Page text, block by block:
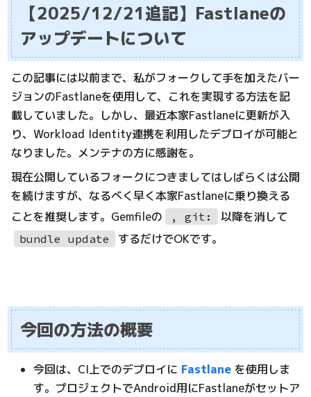
【2025/12/21追記】Fastlaneの
アップデートについて
この記事には以前まで、私がフォークして手を加えたバー
ジョンのFastlaneを使用して、これを実現する方法を記
載していました。しかし、最近本家Fastlaneに更新が入
り、Workload Identity連携を利用したデプロイが可能と
なりました。メンテナの方に感謝を。
現在公開しているフォークにつきましてはしばらくは公開
を続けますが、なるべく早く本家Fastlaneに乗り換える
ことを推奨します。Gemfileの
, git: 以降を消して
bundle update するだけでOKです。
今回の方法の概要
今回は、CI上でのデプロイに Fastlane を使用しま
す。プロジェクトでAndroid用にFastlaneがセットア